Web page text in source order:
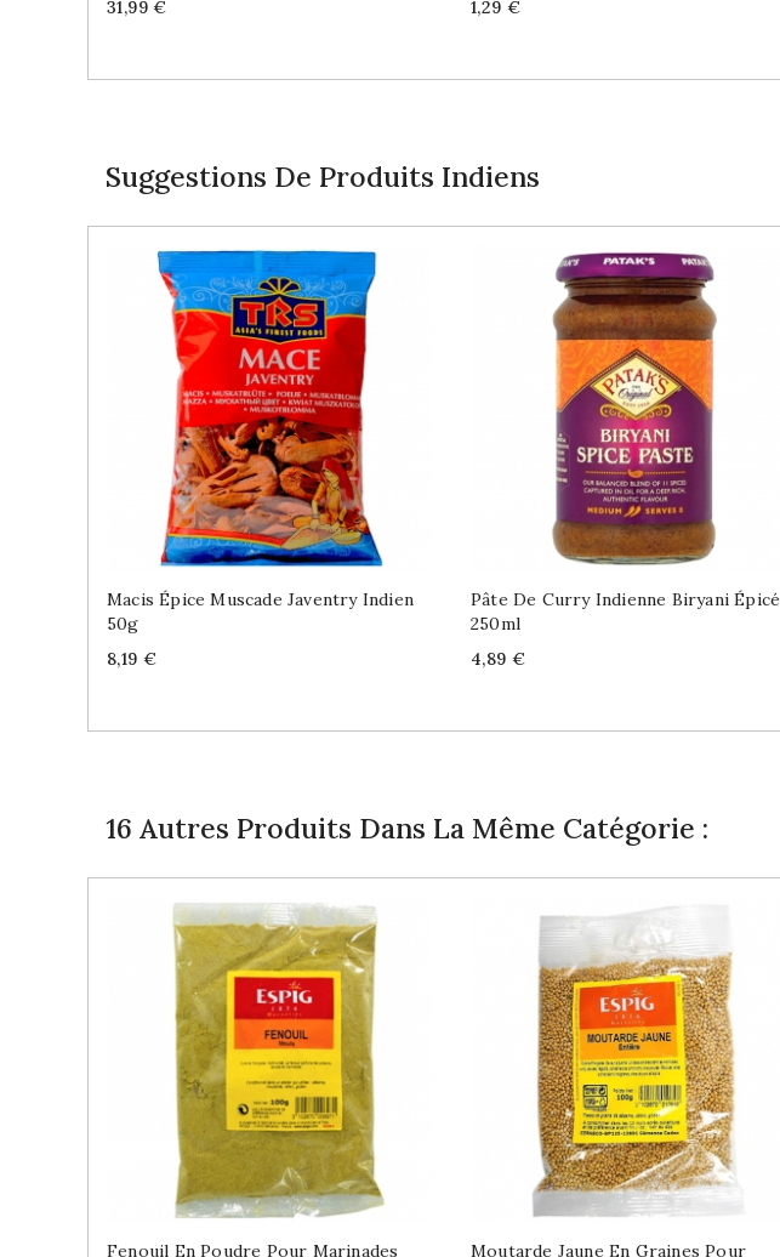
Price
31,99 €
Price
1,29 €
Suggestions De Produits Indiens
Macis Épice Muscade Javentry Indien
50g
Price
8,19 €
Pâte De Curry Indienne Biryani Épicé
250ml
Price
4,89 €
16 Autres Produits Dans La Même Catégorie :
Fenouil En Poudre Pour Marinades
Moutarde Jaune En Graines Pour